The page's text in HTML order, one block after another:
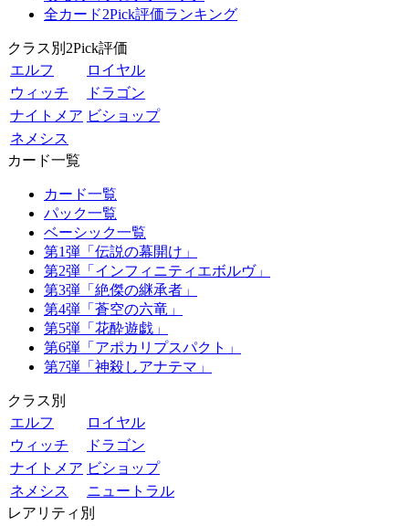
全カード2Pick評価ランキング
クラス別2Pick評価
エルフ
ロイヤル
ウィッチ
ドラゴン
ナイトメア ビショップ
ネメシス
カード一覧
カード一覧
パック一覧
ベーシック一覧
第1弾「伝説の幕開け」
第2弾「インフィニティエボルヴ」
第3弾「絶傑の継承者」
第4弾「蒼空の六竜」
第5弾「花酔遊戯」
第6弾「アポカリプスパクト」
第7弾「神殺しアナテマ」
クラス別
エルフ
ロイヤル
ウィッチ
ドラゴン
ナイトメア ビショップ
ネメシス
ニュートラル
レアリティ別